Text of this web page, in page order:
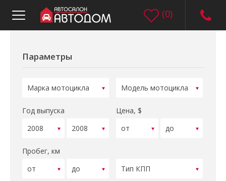
(0)
Параметры
Год выпуска Цена, $
Пробег, км